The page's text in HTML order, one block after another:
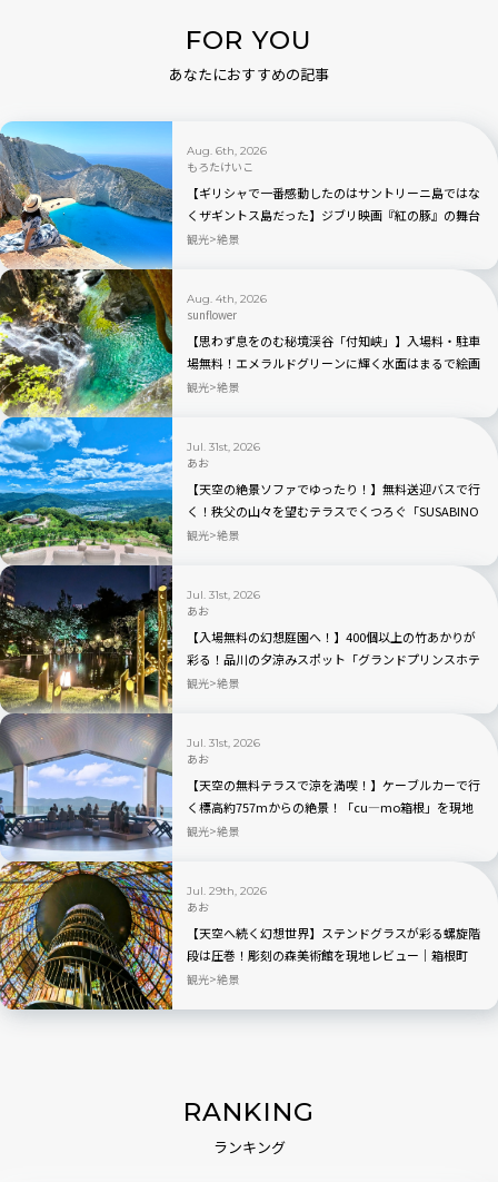
FOR YOU
あなたにおすすめの記事
Aug. 6th, 2026
もろたけいこ
【ギリシャで一番感動したのはサントリーニ島ではな
くザギントス島だった】ジブリ映画『紅の豚』の舞台
と言われるナヴァイオビーチ観光のベストの時間帯
観光 絶景
Aug. 4th, 2026
sunflower
【思わず息をのむ秘境渓谷「付知峡」】入場料・駐車
場無料！エメラルドグリーンに輝く水面はまるで絵画
のよう｜岐阜県中津川市
観光 絶景
Jul. 31st, 2026
あお
【天空の絶景ソファでゆったり！】無料送迎バスで行
く！秩父の山々を望むテラスでくつろぐ「SUSABINO
TERRACE」を現地レビュー｜埼玉県
観光 絶景
Jul. 31st, 2026
あお
【入場無料の幻想庭園へ！】400個以上の竹あかりが
彩る！品川の夕涼みスポット「グランドプリンスホテ
ル高輪」を現地レビュー
観光 絶景
Jul. 31st, 2026
あお
【天空の無料テラスで涼を満喫！】ケーブルカーで行
く標高約757mからの絶景！「cu―mo箱根」を現地
レビュー
観光 絶景
Jul. 29th, 2026
あお
【天空へ続く幻想世界】ステンドグラスが彩る螺旋階
段は圧巻！彫刻の森美術館を現地レビュー｜箱根町
観光 絶景
RANKING
ランキング